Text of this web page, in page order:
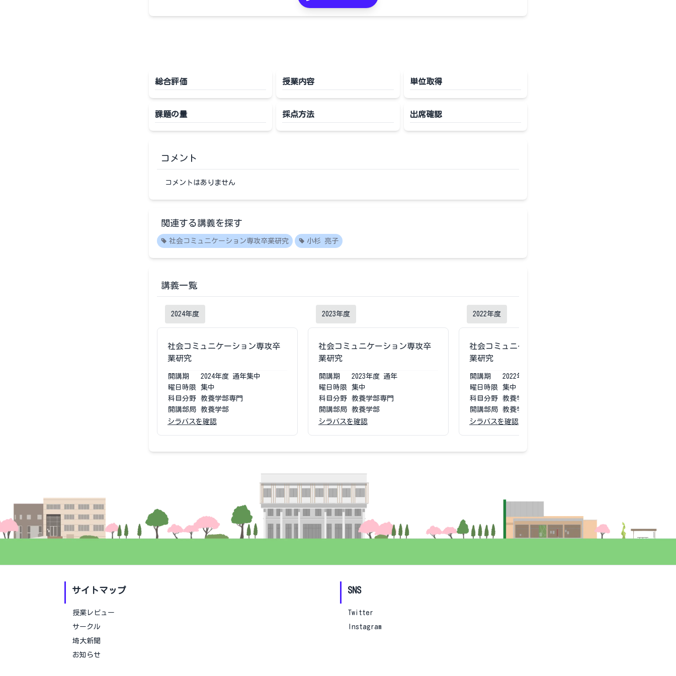
総合評価 授業内容 単位取得
課題の量 採点方法 出席確認
コメント
コメントはありません
関連する講義を探す
社会コミュニケーション専攻卒業研究 小杉 亮子
講義一覧
2024年度
社会コミュニケーション専攻卒
業研究
開講期 2024年度 通年集中
曜日時限
集中
科目分野
教養学部専門
開講部局
教養学部
シラバスを確認
2023年度
社会コミュニケーション専攻卒
業研究
開講期 2023年度 通年
曜日時限
集中
科目分野
教養学部専門
開講部局
教養学部
シラバスを確認
2022年度
社会コミュニケーション専攻卒
業研究
開講期 2022年度
曜日時限
集中
科目分野
教養学部専門
開講部局
教養学部
シラバスを確認
サイトマップ
授業レビュー
サークル
埼大新聞
お知らせ
SNS
Twitter
Instagram